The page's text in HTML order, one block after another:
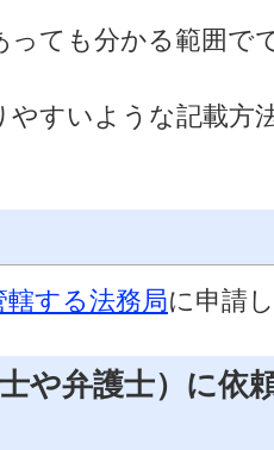
っても分かる範囲で
やすいような記載方
する法務局に申請
や弁護士）に依